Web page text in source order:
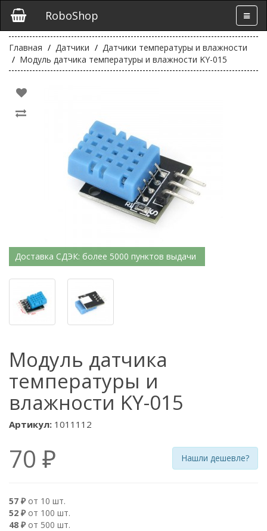
RoboShop
Главная Датчики
Датчики температуры и влажности
Модуль датчика температуры и влажности KY-015
Доставка СДЭК: более 5000 пунктов выдачи
Модуль датчика
температуры и
влажности KY-015
Артикул: 1011112
70 ₽ Нашли дешевле?
57 ₽ от 10 шт.
52 ₽ от 100 шт.
48 ₽ от 500 шт.